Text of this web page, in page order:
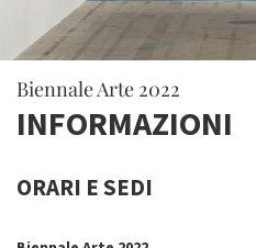
Biennale Arte 2022
INFORMAZIONI
ORARI E SEDI